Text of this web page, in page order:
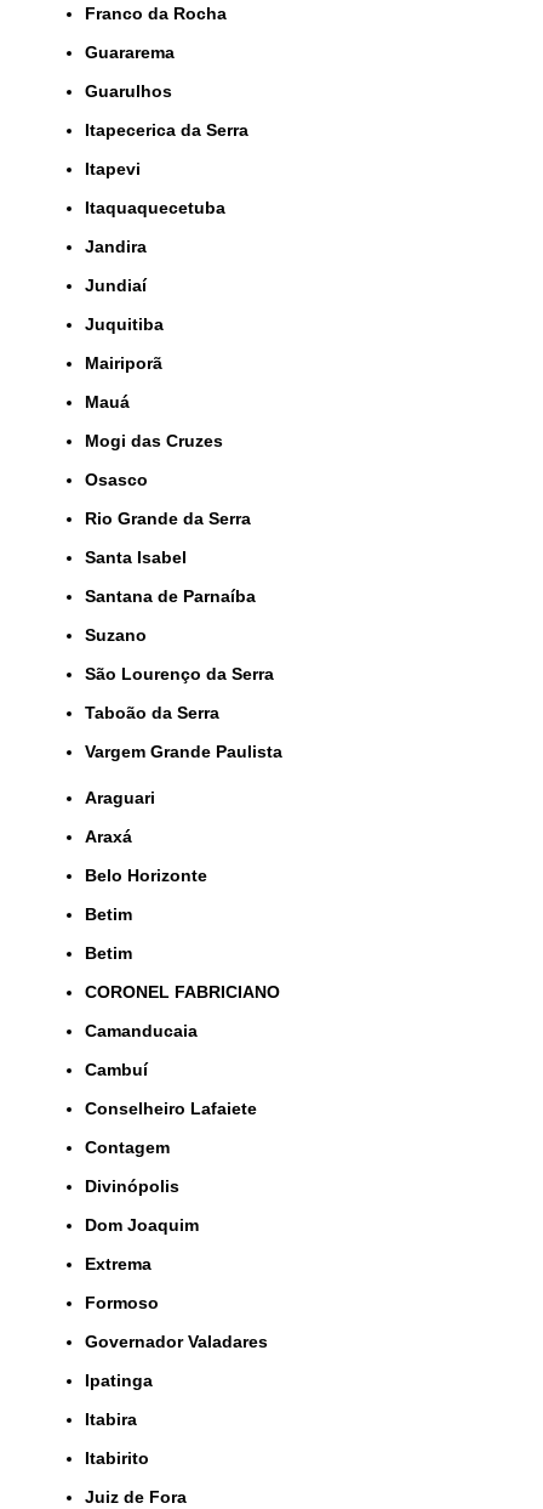
Franco da Rocha
Guararema
Guarulhos
Itapecerica da Serra
Itapevi
Itaquaquecetuba
Jandira
Jundiaí
Juquitiba
Mairiporã
Mauá
Mogi das Cruzes
Osasco
Rio Grande da Serra
Santa Isabel
Santana de Parnaíba
Suzano
São Lourenço da Serra
Taboão da Serra
Vargem Grande Paulista
Araguari
Araxá
Belo Horizonte
Betim
Betim
CORONEL FABRICIANO
Camanducaia
Cambuí
Conselheiro Lafaiete
Contagem
Divinópolis
Dom Joaquim
Extrema
Formoso
Governador Valadares
Ipatinga
Itabira
Itabirito
Juiz de Fora